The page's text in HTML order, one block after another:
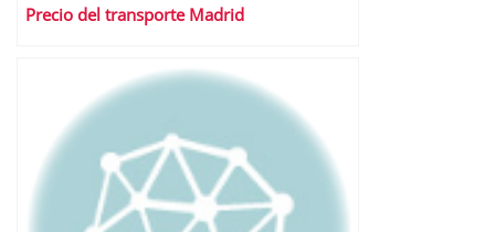
Precio del transporte Madrid